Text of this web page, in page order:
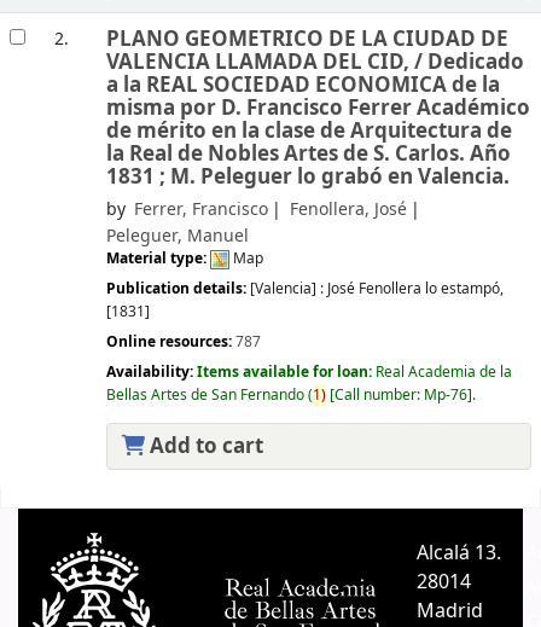
2. PLANO GEOMETRICO DE LA CIUDAD DE
VALENCIA LLAMADA DEL CID, / Dedicado
a la REAL SOCIEDAD ECONOMICA de la
misma por D. Francisco Ferrer Académico
de mérito en la clase de Arquitectura de
la Real de Nobles Artes de S. Carlos. Año
1831 ; M. Peleguer lo grabó en Valencia.
by Ferrer, Francisco
Fenollera, José
Peleguer, Manuel
Material type:
Map
Publication details: [Valencia] : José Fenollera lo estampó,
[1831]
Online resources:787
Availability:Items available for loan: Real Academia de la
Bellas Artes de San Fernando(1) Call number: Mp-76 .
Add to cart
Alcalá 13.
28014
Madrid